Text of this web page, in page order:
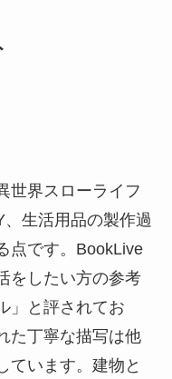
世界スローライフ
生活用品の製作過
点です。BookLive
をしたい方の参考
」と評されてお
た丁寧な描写は他
ています。建物と